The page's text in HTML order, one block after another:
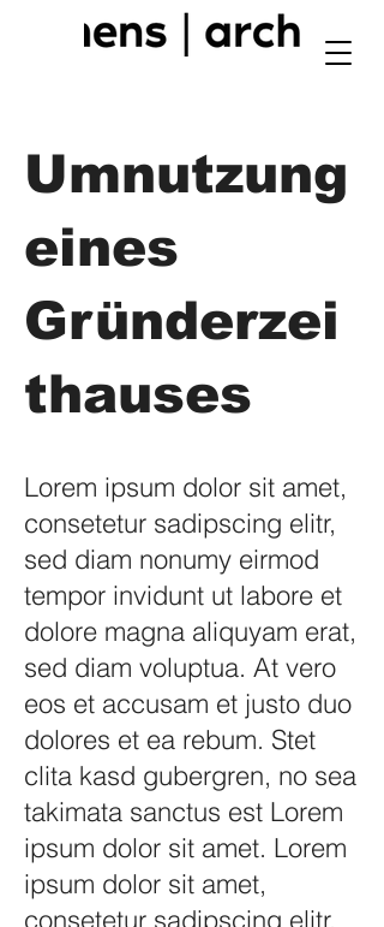
Umnutzung
eines
Gründerzei
thauses
Lorem ipsum dolor sit amet,
consetetur sadipscing elitr,
sed diam nonumy eirmod
tempor invidunt ut labore et
dolore magna aliquyam erat,
sed diam voluptua. At vero
eos et accusam et justo duo
dolores et ea rebum. Stet
clita kasd gubergren, no sea
takimata sanctus est Lorem
ipsum dolor sit amet. Lorem
ipsum dolor sit amet,
consetetur sadipscing elitr,